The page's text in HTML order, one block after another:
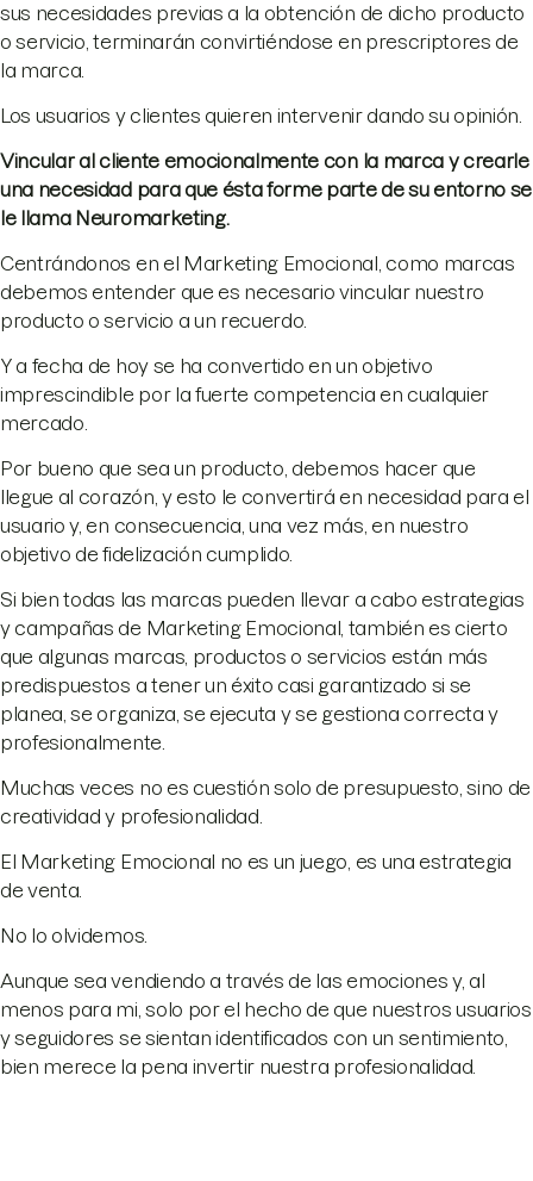
sus necesidades previas a la obtención de dicho producto
o servicio, terminarán convirtiéndose en prescriptores de
la marca.
Los usuarios y clientes quieren intervenir dando su opinión.
Vincular al cliente emocionalmente con la marca y crearle
una necesidad para que ésta forme parte de su entorno se
le llama Neuromarketing.
Centrándonos en el Marketing Emocional, como marcas
debemos entender que es necesario vincular nuestro
producto o servicio a un recuerdo.
Y a fecha de hoy se ha convertido en un objetivo
imprescindible por la fuerte competencia en cualquier
mercado.
Por bueno que sea un producto, debemos hacer que
llegue al corazón, y esto le convertirá en necesidad para el
usuario y, en consecuencia, una vez más, en nuestro
objetivo de fidelización cumplido.
Si bien todas las marcas pueden llevar a cabo estrategias
y campañas de Marketing Emocional, también es cierto
que algunas marcas, productos o servicios están más
predispuestos a tener un éxito casi garantizado si se
planea, se organiza, se ejecuta y se gestiona correcta y
profesionalmente.
Muchas veces no es cuestión solo de presupuesto, sino de
creatividad y profesionalidad.
El Marketing Emocional no es un juego, es una estrategia
de venta.
No lo olvidemos.
Aunque sea vendiendo a través de las emociones y, al
menos para mi, solo por el hecho de que nuestros usuarios
y seguidores se sientan identificados con un sentimiento,
bien merece la pena invertir nuestra profesionalidad.